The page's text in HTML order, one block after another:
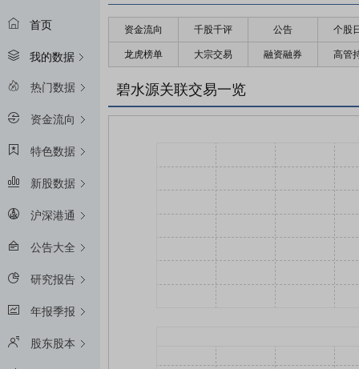
首页
我的数据
热门数据
资金流向
特色数据
新股数据
沪深港通
公告大全
研究报告
年报季报
股东股本
资金流向 千股千评 公告 个股
龙虎榜单 大宗交易 融资融券 高管
碧水源关联交易一览